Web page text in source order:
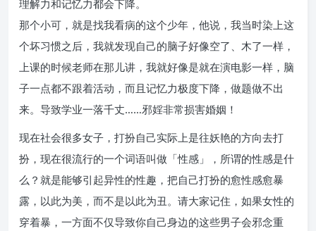
理解力和记忆力都会下降。
那个小可，就是找我看病的这个少年，他说，我当时染上这
个坏习惯之后，我就发现自己的脑子好像空了、木了一样，
上课的时候老师在那儿讲，我就好像是就在演电影一样，脑
子一点都不跟着活动，而且记忆力极度下降，做题做不出
来。导致学业一落千丈……邪婬非常损害婚姻！
现在社会很多女子，打扮自己实际上是往妖艳的方向去打
扮，现在很流行的一个词语叫做「性感」，所谓的性感是什
么？就是能够引起异性的性趣，把自己打扮的愈性感愈暴
露，以此为美，而不是以此为丑。请大家记住，如果女性的
穿着暴，一方面不仅导致你自己身边的这些男子会邪念重